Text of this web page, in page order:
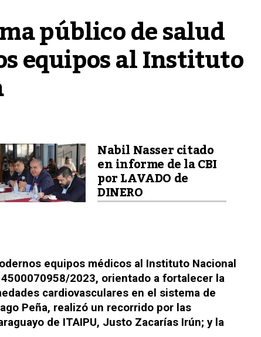
público de salud
equipos al Instituto
Nabil Nasser citado
en informe de la CBI
por LAVADO de
DINERO
equipos médicos al Instituto Nacional
2023, orientado a fortalecer la
cardiovasculares en el sistema de
Peña, realizó un recorrido por las
de ITAIPU, Justo Zacarías Irún; y la